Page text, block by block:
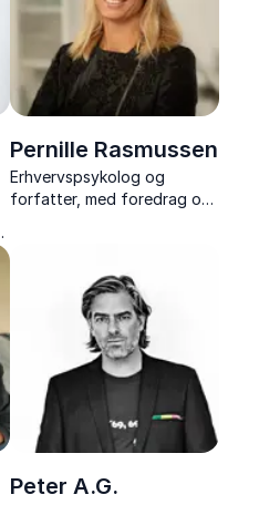
Pernille Rasmussen
Erhvervspsykolog og
forfatter, med foredrag om
Peter A.G.